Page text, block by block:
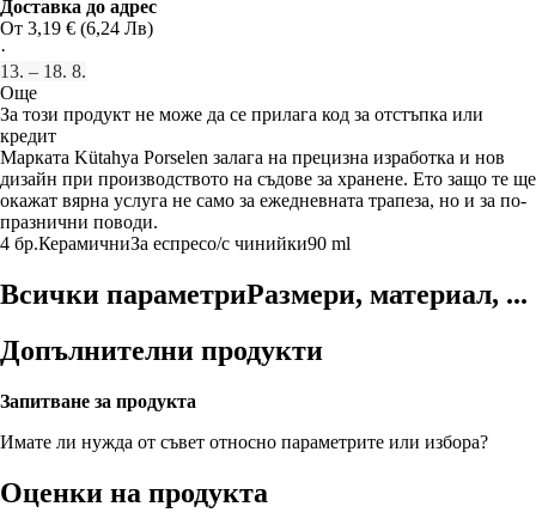
Доставка до адрес
От 3,19 € (6,24 Лв)
·
13. – 18. 8.
Още
За този продукт не може да се прилага код за отстъпка или
кредит
Марката Kütahya Porselen залага на прецизна изработка и нов
дизайн при производството на съдове за хранене. Ето защо те ще
окажат вярна услуга не само за ежедневната трапеза, но и за по-
празнични поводи.
4 бр.КерамичниЗа еспресо/с чинийки90 ml
Всички параметриРазмери, материал, ...
Допълнителни продукти
Запитване за продукта
Имате ли нужда от съвет относно параметрите или избора?
Оценки на продукта